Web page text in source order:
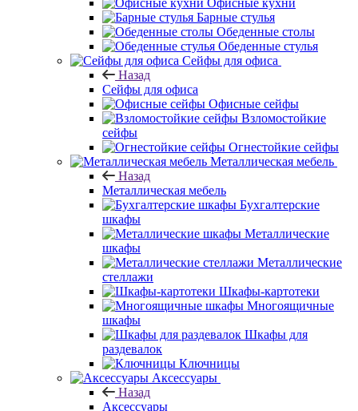
Офисные кухни
Барные стулья
Обеденные столы
Обеденные стулья
Сейфы для офиса
Назад
Сейфы для офиса
Офисные сейфы
Взломостойкие
сейфы
Огнестойкие сейфы
Металлическая мебель
Назад
Металлическая мебель
Бухгалтерские
шкафы
Металлические
шкафы
Металлические
стеллажи
Шкафы-картотеки
Многоящичные
шкафы
Шкафы для
раздевалок
Ключницы
Аксессуары
Назад
Аксессуары